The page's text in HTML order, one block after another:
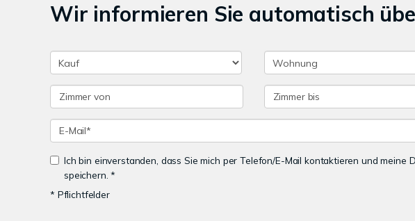
Wir informieren Sie automatisch
Ich bin einverstanden, dass Sie mich per Telefon/E-Mail kontaktieren und meine
speichern. *
* Pflichtfelder